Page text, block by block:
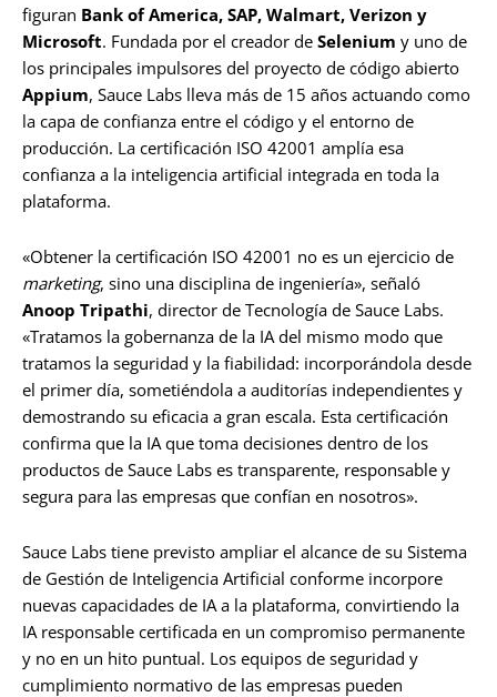
figuran Bank of America, SAP, Walmart, Verizon y
Microsoft. Fundada por el creador de Selenium y uno de
los principales impulsores del proyecto de código abierto
Appium, Sauce Labs lleva más de 15 años actuando como
la capa de confianza entre el código y el entorno de
producción. La certificación ISO 42001 amplía esa
confianza a la inteligencia artificial integrada en toda la
plataforma.
«Obtener la certificación ISO 42001 no es un ejercicio de
marketing, sino una disciplina de ingeniería», señaló
Anoop Tripathi, director de Tecnología de Sauce Labs.
«Tratamos la gobernanza de la IA del mismo modo que
tratamos la seguridad y la fiabilidad: incorporándola desde
el primer día, sometiéndola a auditorías independientes y
demostrando su eficacia a gran escala. Esta certificación
confirma que la IA que toma decisiones dentro de los
productos de Sauce Labs es transparente, responsable y
segura para las empresas que confían en nosotros».
Sauce Labs tiene previsto ampliar el alcance de su Sistema
de Gestión de Inteligencia Artificial conforme incorpore
nuevas capacidades de IA a la plataforma, convirtiendo la
IA responsable certificada en un compromiso permanente
y no en un hito puntual. Los equipos de seguridad y
cumplimiento normativo de las empresas pueden